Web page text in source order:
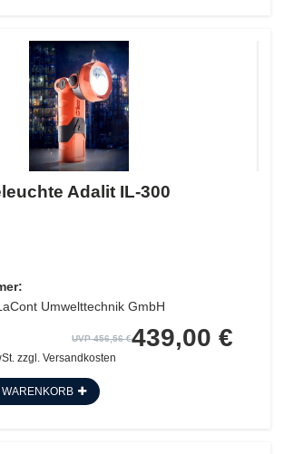
Adalit IL-300
Umwelttechnik GmbH
UVP 456,56 €439,00 €
zzgl. Versandkosten